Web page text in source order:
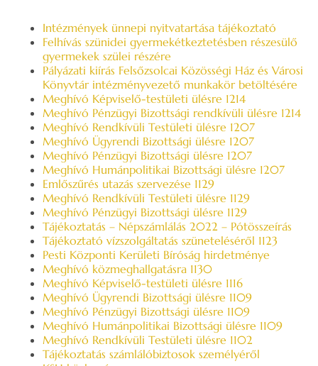
Intézmények ünnepi nyitvatartása tájékoztató
Felhívás szünidei gyermekétkeztetésben részesülő
gyermekek szülei részére
Pályázati kiírás Felsőzsolcai Közösségi Ház és Városi
Könyvtár intézményvezető munkakör betöltésére
Meghívó Képviselő-testületi ülésre 1214
Meghívó Pénzügyi Bizottsági rendkívüli ülésre 1214
Meghívó Rendkívüli Testületi ülésre 1207
Meghívó Ügyrendi Bizottsági ülésre 1207
Meghívó Pénzügyi Bizottsági ülésre 1207
Meghívó Humánpolitikai Bizottsági ülésre 1207
Emlőszűrés utazás szervezése 1129
Meghívó Rendkívüli Testületi ülésre 1129
Meghívó Pénzügyi Bizottsági ülésre 1129
Tájékoztatás – Népszámlálás 2022 – Pótösszeírás
Tájékoztató vízszolgáltatás szüneteléséről 1123
Pesti Központi Kerületi Bíróság hirdetménye
Meghívó közmeghallgatásra 1130
Meghívó Képviselő-testületi ülésre 1116
Meghívó Ügyrendi Bizottsági ülésre 1109
Meghívó Pénzügyi Bizottsági ülésre 1109
Meghívó Humánpolitikai Bizottsági ülésre 1109
Meghívó Rendkívüli Testületi ülésre 1102
Tájékoztatás számlálóbiztosok személyéről